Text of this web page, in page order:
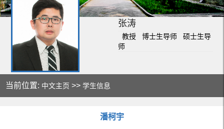
张涛
教授 博士生导师 硕士生导
师
当前位置: 中文主页 >>学生信息
潘柯宇